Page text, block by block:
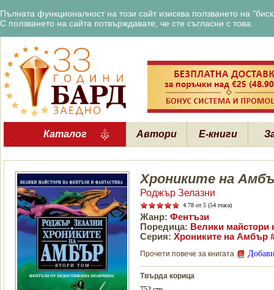
Пълната функционалност на този сайт изисква ползването на
С ползването на сайта потвърждавате, че сте съгласни с това.
Каталог Автори Е-книги
Хрониките на
Роджър Зелазни
4.78 от 5 (54 гласа)
Жанр: Фентъзи
Поредица: Велики майстори
Серия: Хрониките на Амбър
Прочети повече за книгата
Твърда корица